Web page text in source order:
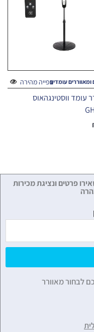
צפייה מהירהומאווררים עומדים
עומד ווסטינגהאוס
פרטים ונציגת מכירות
לבחור מאוורר